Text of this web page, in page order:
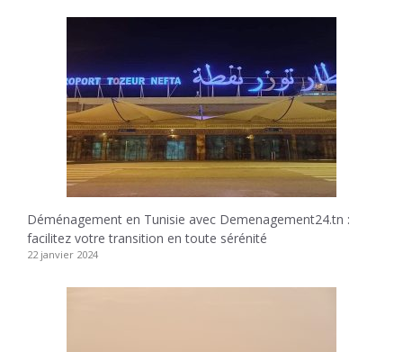
Déménagement en Tunisie avec Demenagement24.tn :
facilitez votre transition en toute sérénité
22 janvier 2024